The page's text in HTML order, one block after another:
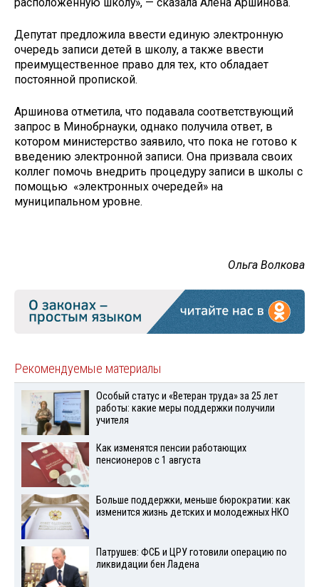
Депутат предложила ввести единую электронную
очередь записи детей в школу, а также ввести
преимущественное право для тех, кто обладает
постоянной пропиской.
Аршинова отметила, что подавала соответствующий
запрос в Минобрнауки, однако получила ответ, в
котором министерство заявило, что пока не готово к
введению электронной записи. Она призвала своих
коллег помочь внедрить процедуру записи в школы с
помощью «электронных очередей» на
муниципальном уровне.
Ольга Волкова
Рекомендуемые материалы
Особый статус и «Ветеран труда» за 25 лет
работы: какие меры поддержки получили
учителя
Как изменятся пенсии работающих
пенсионеров с 1 августа
Больше поддержки, меньше бюрократии: как
изменится жизнь детских и молодежных НКО
Патрушев: ФСБ и ЦРУ готовили операцию по
ликвидации бен Ладена